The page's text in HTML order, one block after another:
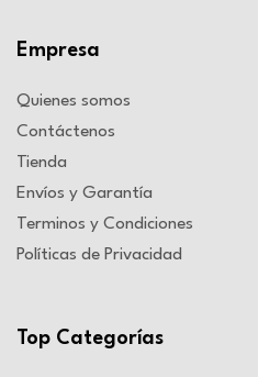
Empresa
Quienes somos
Contáctenos
Tienda
Envíos y Garantía
Terminos y Condiciones
Políticas de Privacidad
Top Categorías